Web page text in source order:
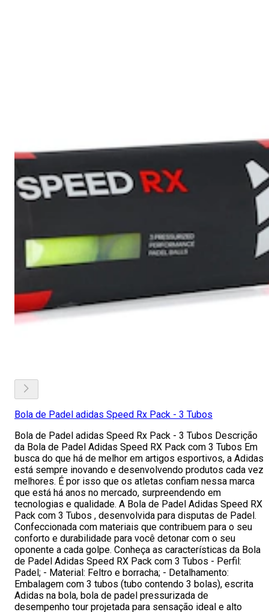
Bola de Padel adidas Speed Rx Pack - 3 Tubos
Bola de Padel adidas Speed Rx Pack - 3 Tubos Descrição
da Bola de Padel Adidas Speed RX Pack com 3 Tubos Em
busca do que há de melhor em artigos esportivos, a Adidas
está sempre inovando e desenvolvendo produtos cada vez
melhores. É por isso que os atletas confiam nessa marca
que está há anos no mercado, surpreendendo em
tecnologias e qualidade. A Bola de Padel Adidas Speed RX
Pack com 3 Tubos , desenvolvida para disputas de Padel.
Confeccionada com materiais que contribuem para o seu
conforto e durabilidade para você detonar com o seu
oponente a cada golpe. Conheça as características da Bola
de Padel Adidas Speed RX Pack com 3 Tubos - Perfil:
Padel; - Material: Feltro e borracha; - Detalhamento:
Embalagem com 3 tubos (tubo contendo 3 bolas), escrita
Adidas na bola, bola de padel pressurizada de
desempenho tour projetada para sensação ideal e alto